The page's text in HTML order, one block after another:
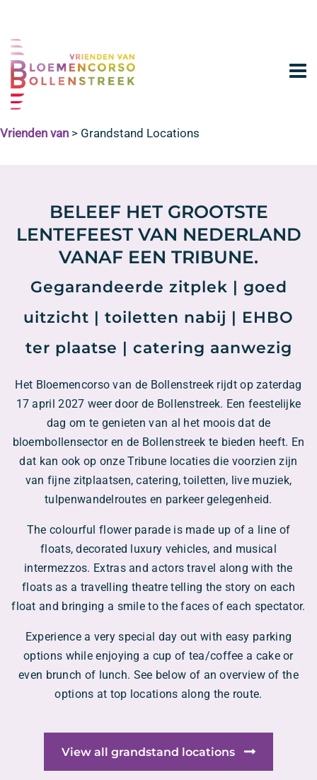
Vrienden van > Grandstand Locations
BELEEF HET GROOTSTE
LENTEFEEST VAN NEDERLAND
VANAF EEN TRIBUNE.
Gegarandeerde zitplek | goed
uitzicht | toiletten nabij | EHBO
ter plaatse | catering aanwezig
Het Bloemencorso van de Bollenstreek rijdt op zaterdag
17 april 2027 weer door de Bollenstreek. Een feestelijke
dag om te genieten van al het moois dat de
bloembollensector en de Bollenstreek te bieden heeft. En
dat kan ook op onze Tribune locaties die voorzien zijn
van fijne zitplaatsen, catering, toiletten, live muziek,
tulpenwandelroutes en parkeer gelegenheid.
The colourful flower parade is made up of a line of
floats, decorated luxury vehicles, and musical
intermezzos. Extras and actors travel along with the
floats as a travelling theatre telling the story on each
float and bringing a smile to the faces of each spectator.
Experience a very special day out with easy parking
options while enjoying a cup of tea/coffee a cake or
even brunch of lunch. See below of an overview of the
options at top locations along the route.
View all grandstand locations